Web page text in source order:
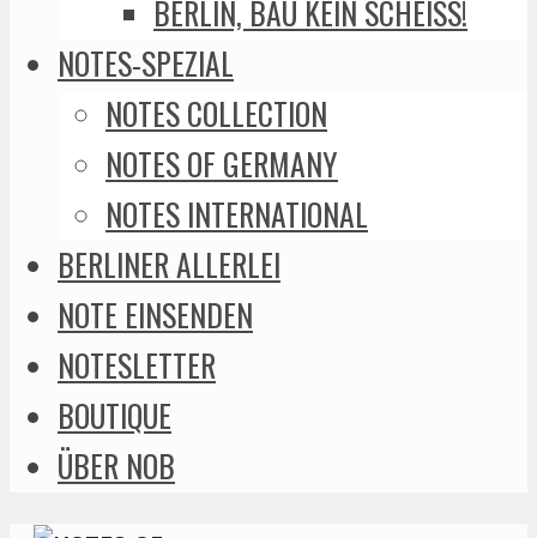
BERLIN, BAU KEIN SCHEISS!
NOTES-SPEZIAL
NOTES COLLECTION
NOTES OF GERMANY
NOTES INTERNATIONAL
BERLINER ALLERLEI
NOTE EINSENDEN
NOTESLETTER
BOUTIQUE
ÜBER NOB